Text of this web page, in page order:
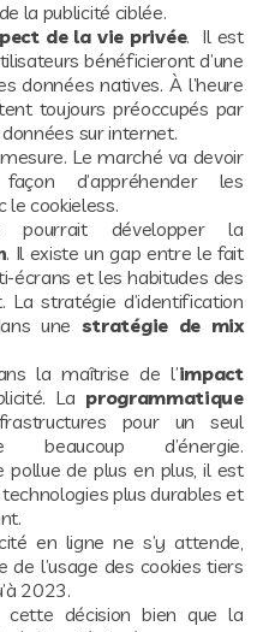
la publicité ciblée.
de la vie privée. Il est
bénéficieront d’une
données natives. À l’heure
toujours préoccupés par
sur internet.
Le marché va devoir
d’appréhender les
le cookieless.
pourrait développer la
. Il existe un gap entre le fait
écrans et les habitudes des
stratégie d’identification
une stratégie de mix
la maîtrise de l’impact
La programmatique
pour un seul
d’énergie.
pollue de plus en plus, il est
plus durables et
en ligne ne s’y attende,
l’usage des cookies tiers
2023.
décision bien que la